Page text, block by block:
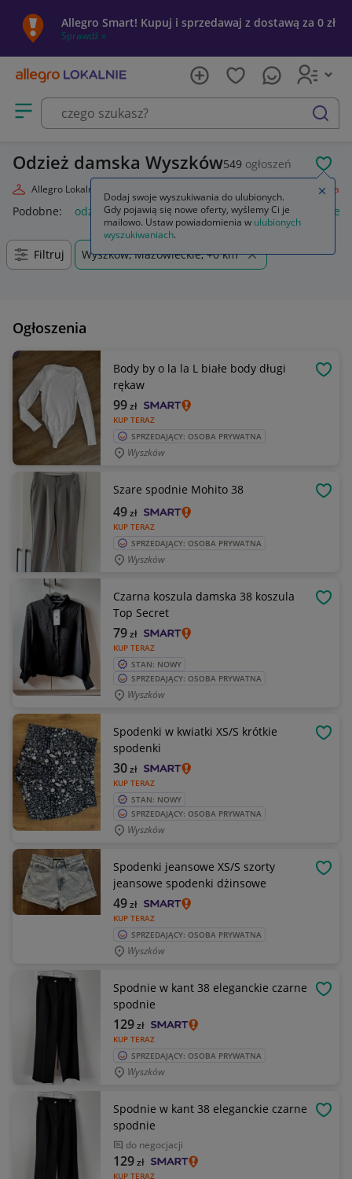
Allegro Smart! Kupuj i sprzedawaj z dostawą za 0 zł
Sprawdź »
Otwórz menu z kategoriami
szukaj
Odzież damska Wyszków549 ogłoszeń
Allegro Lokalnie Odzież damska
Podobne: odzież damska odzież medyczna damska
Filtruj Wyszków, Mazowieckie, +0 km
Ogłoszenia
Body by o la la L białe body długi
rękaw
KUP TERAZ
99zł
SPRZEDAJĄCY: OSOBA PRYWATNA
Wyszków
Szare spodnie Mohito 38
KUP TERAZ
49zł
SPRZEDAJĄCY: OSOBA PRYWATNA
Wyszków
Czarna koszula damska 38 koszula
Top Secret
KUP TERAZ
79zł
STAN: NOWY
SPRZEDAJĄCY: OSOBA PRYWATNA
Wyszków
Spodenki w kwiatki XS/S krótkie
spodenki
KUP TERAZ
30zł
STAN: NOWY
SPRZEDAJĄCY: OSOBA PRYWATNA
Wyszków
Spodenki jeansowe XS/S szorty
jeansowe spodenki dżinsowe
KUP TERAZ
49zł
SPRZEDAJĄCY: OSOBA PRYWATNA
Wyszków
Spodnie w kant 38 eleganckie czarne
spodnie
KUP TERAZ
129zł
SPRZEDAJĄCY: OSOBA PRYWATNA
Wyszków
Spodnie w kant 38 eleganckie czarne
spodnie
do negocjacji
KUP TERAZ
129zł
Dodaj swoje wyszukiwania do ulubionych.
Gdy pojawią się nowe oferty, wyślemy Ci je
mailowo. Ustaw powiadomienia w ulubionych
wyszukiwaniach.